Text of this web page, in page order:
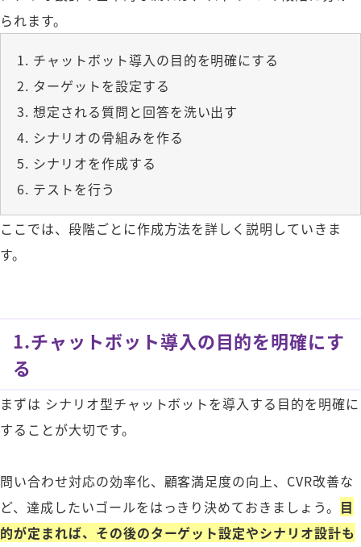
られます。
チャットボット導入の目的を明確にする
ターゲットを設定する
想定される質問と回答を洗い出す
シナリオの骨組みを作る
シナリオを作成する
テストを行う
ここでは、段階ごとに作成方法を詳しく説明していきま
す。
1.チャットボット導入の目的を明確にす
る
まずは シナリオ型チャットボットを導入する目的を明確に
することが大切です。
問い合わせ対応の効率化、顧客満足度の向上、CVR改善な
ど、達成したいゴールをはっきり決めておきましょう。 目
的が定まれば、その後のターゲット設定やシナリオ設計も